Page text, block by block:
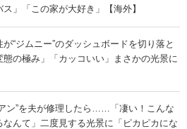
ス」「この家が大好き」【海外】
“ジムニー”のダッシュボードを切り落と
極み」「カッコいい」まさかの光景に
ン”を夫が修理したら……「凄い！こんな
なんて」二度見する光景に「ピカピカにな